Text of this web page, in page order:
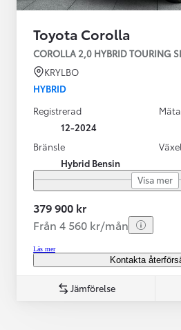
Toyota Corolla
COROLLA 2,0 HYBRID TOURING
KRYLBO
HYBRID
Registrerad
12-2024
Bränsle
Hybrid Bensin
Visa mer
379 900 kr
Från 4 560 kr/mån
Läs mer
Kontakta
Jämförelse